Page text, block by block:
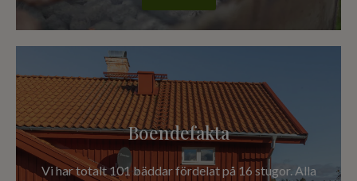
Boendefakta
Vi har totalt 101 bäddar fördelat på 16 stugor. Alla